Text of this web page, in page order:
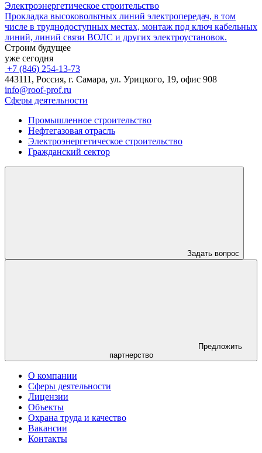
Электроэнергетическое строительство
Прокладка высоковольтных линий электропередач, в том
числе в труднодоступных местах, монтаж под ключ кабельных
линий, линий связи ВОЛС и других электроустановок.
Строим будущее
уже сегодня
+7 (846) 254-13-73
443111, Россия, г. Самара, ул. Урицкого, 19, офис 908
info@roof-prof.ru
Сферы деятельности
Промышленное строительство
Нефтегазовая отрасль
Электроэнергетическое строительство
Гражданский сектор
Задать вопрос
Предложить
партнерство
О компании
Сферы деятельности
Лицензии
Объекты
Охрана труда и качество
Вакансии
Контакты